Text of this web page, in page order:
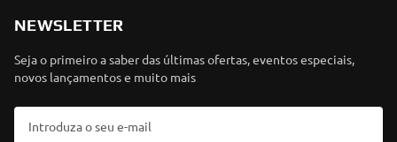
NEWSLETTER
Seja o primeiro a saber das últimas ofertas, eventos especiais,
novos lançamentos e muito mais